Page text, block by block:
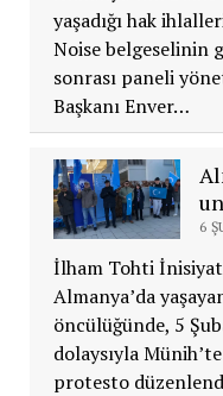
yaşadığı hak
Noise belgeselinin
sonrası paneli
Başkanı Enver…
6
İlham Tohti
Almanya’da
öncülüğünde, 5
dolaysıyla
protesto